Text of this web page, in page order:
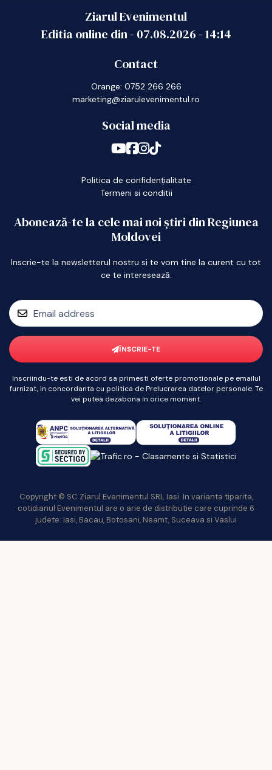
Ziarul Evenimentul
Editia online din - 07.08.2026-14:14
Contact
Orange: 0752 266 266
marketing@ziarulevenimentul.ro
Social media
Politica de confidențialitate
Termeni si conditii
Abonează-te la cele mai noi știri din Regiunea
Moldovei
Inscrie-te la newsletterul nostru si te vom tine la curent cu tot
ce te interesează.
ÎNSCRIE-TE
Inscriindu-te esti de acord sa primesti oferte promotionale pe emailul
furnizat, in concordanta cu politica de Prelucrarea datelor personale. Te
vei putea dezabona in orice moment.
Copyright © SC Ziarul Evenimentul SRL Iasi. In varianta tiparita,
cotidianul Evenimentul are o arie de distributie care cuprinde 6
judete: Iasi, Bacau, Botosani, Neamt, Suceava si Vaslui